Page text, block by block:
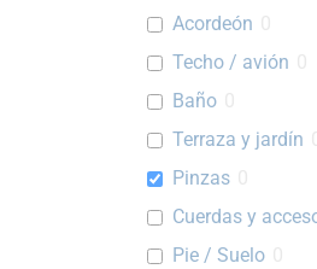
Acordeón
Techo / avión
Baño
Terraza y jardín
Pinzas
Cuerdas y
Pie / Suelo